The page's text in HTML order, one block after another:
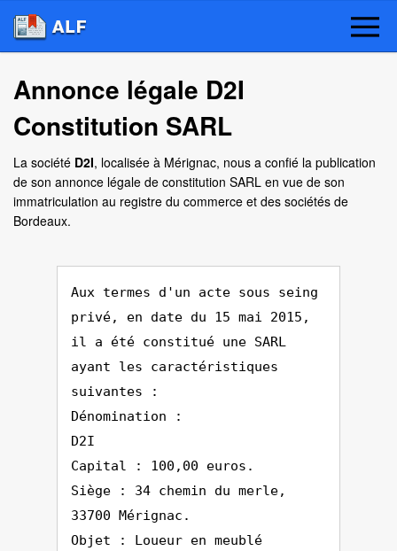
Annonce légale D2I
Constitution SARL
La société D2I, localisée à Mérignac, nous a confié la publication
de son annonce légale de constitution SARL en vue de son
immatriculation au registre du commerce et des sociétés de
Bordeaux.
Aux termes d'un acte sous seing
privé, en date du 15 mai 2015,
il a été constitué une SARL
ayant les caractéristiques
suivantes :
Dénomination :
D2I
Capital : 100,00 euros.
Siège : 34 chemin du merle,
33700 Mérignac.
Objet : Loueur en meublé